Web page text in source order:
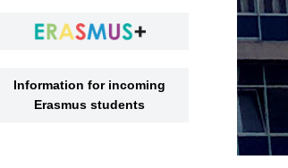
Information for incoming
Erasmus students